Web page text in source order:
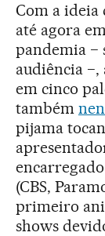
Com a ideia
até agora
pandemia −
audiência −,
em cinco
também
pijama
(CBS,
primeiro
shows